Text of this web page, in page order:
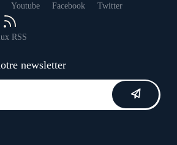
Youtube Facebook Twitter
RSS
newsletter